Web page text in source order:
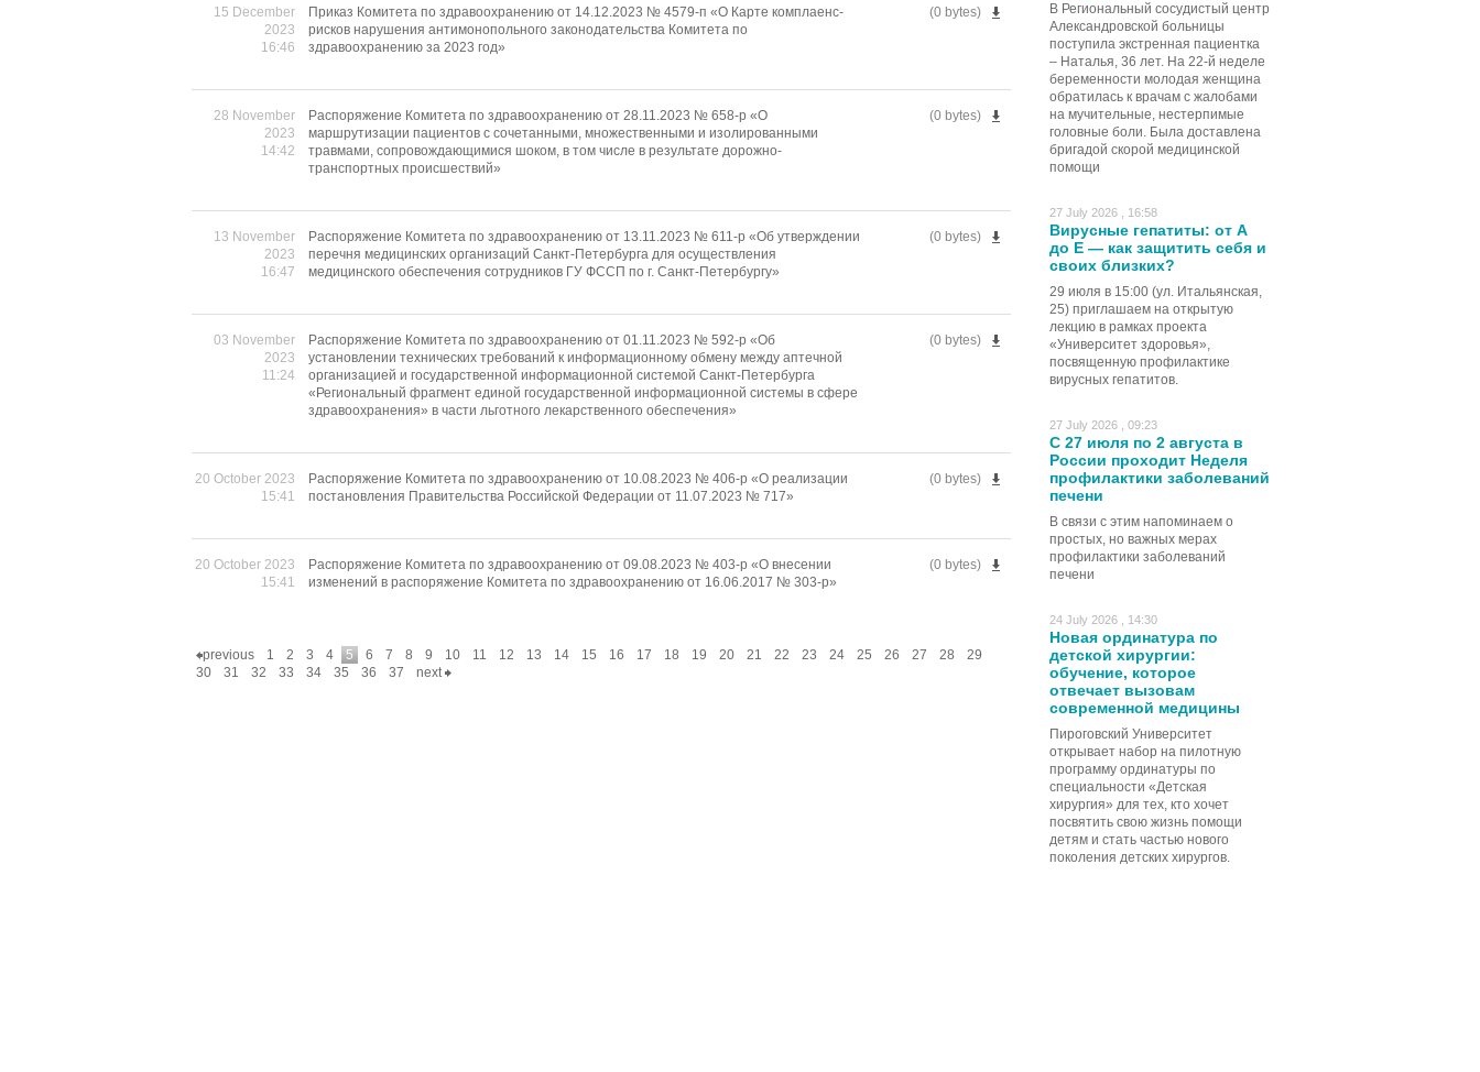
В Региональный сосудистый центр
Александровской больницы
поступила экстренная пациентка
– Наталья, 36 лет. На 22-й неделе
беременности молодая женщина
обратилась к врачам с жалобами
на мучительные, нестерпимые
головные боли. Была доставлена
бригадой скорой медицинской
помощи
27 July 2026 , 16:58
Вирусные гепатиты: от А
до Е — как защитить себя и
своих близких?
29 июля в 15:00 (ул. Итальянская,
25) приглашаем на открытую
лекцию в рамках проекта
«Университет здоровья»,
посвященную профилактике
вирусных гепатитов.
27 July 2026 , 09:23
С 27 июля по 2 августа в
России проходит Неделя
профилактики заболеваний
печени
В связи с этим напоминаем о
простых, но важных мерах
профилактики заболеваний
печени
24 July 2026 , 14:30
Новая ординатура по
детской хирургии:
обучение, которое
отвечает вызовам
современной медицины
Пироговский Университет
открывает набор на пилотную
программу ординатуры по
специальности «Детская
хирургия» для тех, кто хочет
посвятить свою жизнь помощи
детям и стать частью нового
поколения детских хирургов.
15 December
2023
16:46
(0 bytes)
Приказ Комитета по здравоохранению от 14.12.2023 № 4579-п «О Карте комплаенс-
рисков нарушения антимонопольного законодательства Комитета по
здравоохранению за 2023 год»
28 November
2023
14:42
(0 bytes)
Распоряжение Комитета по здравоохранению от 28.11.2023 № 658-р «О
маршрутизации пациентов с сочетанными, множественными и изолированными
травмами, сопровождающимися шоком, в том числе в результате дорожно-
транспортных происшествий»
13 November
2023
16:47
(0 bytes)
Распоряжение Комитета по здравоохранению от 13.11.2023 № 611-р «Об утверждении
перечня медицинских организаций Санкт-Петербурга для осуществления
медицинского обеспечения сотрудников ГУ ФССП по г. Санкт-Петербургу»
03 November
2023
11:24
(0 bytes)
Распоряжение Комитета по здравоохранению от 01.11.2023 № 592-р «Об
установлении технических требований к информационному обмену между аптечной
организацией и государственной информационной системой Санкт-Петербурга
«Региональный фрагмент единой государственной информационной системы в сфере
здравоохранения» в части льготного лекарственного обеспечения»
20 October 2023
15:41
(0 bytes)
Распоряжение Комитета по здравоохранению от 10.08.2023 № 406-р «О реализации
постановления Правительства Российской Федерации от 11.07.2023 № 717»
20 October 2023
15:41
(0 bytes)
Распоряжение Комитета по здравоохранению от 09.08.2023 № 403-р «О внесении
изменений в распоряжение Комитета по здравоохранению от 16.06.2017 № 303-р»
previous 1 2 3 4 5 6 7 8 9 10 11 12 13 14 15 16 17 18 19 20 21 22 23 24 25 26 27 28
29
30
31 32 33 34 35 36 37 next